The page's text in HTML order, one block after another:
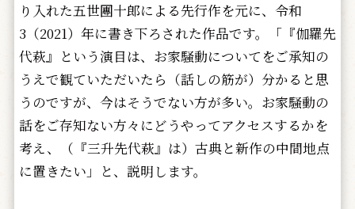
り入れた五世團十郎による先行作を元に、令和
3（2021）年に書き下ろされた作品です。「『伽羅先
代萩』という演目は、お家騒動についてをご承知の
うえで観ていただいたら（話しの筋が）分かると思
うのですが、今はそうでない方が多い。お家騒動の
話をご存知ない方々にどうやってアクセスするかを
考え、（『三升先代萩』は）古典と新作の中間地点
に置きたい」と、説明します。